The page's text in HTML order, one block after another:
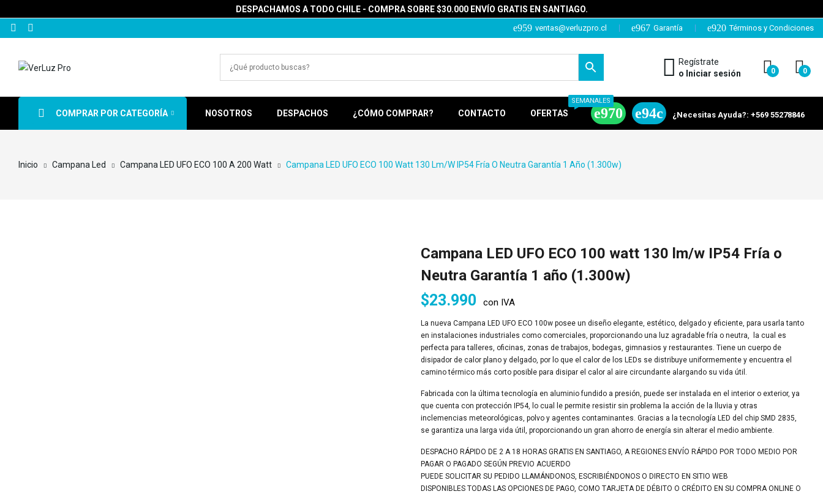
DESPACHAMOS A TODO CHILE - COMPRA SOBRE $30.000 ENVÍO GRATIS EN SANTIAGO.
ventas@verluzpro.cl Garantía Términos y Condiciones
Regístrate
o Iniciar sesión
0 0
COMPRAR POR CATEGORÍA NOSOTROS DESPACHOS ¿CÓMO COMPRAR? CONTACTO OFERTAS
SEMANALES
¿Necesitas Ayuda?: +569 55278846
Inicio Campana Led Campana LED UFO ECO 100 A 200 Watt Campana LED UFO ECO 100 Watt 130 Lm/w IP54 Fría O Neutra Garantía 1 Año (1.300w)
Campana LED UFO ECO 100 watt 130 lm/w IP54 Fría o
Neutra Garantía 1 año (1.300w)
$23.990 con IVA
La nueva Campana LED UFO ECO 100w posee un diseño elegante, estético, delgado y eficiente, para usarla tanto
en instalaciones industriales como comerciales, proporcionando una luz agradable fría o neutra, la cual es
perfecta para talleres, oficinas, zonas de trabajos, bodegas, gimnasios y restaurantes. Tiene un cuerpo de
disipador de calor plano y delgado, por lo que el calor de los LEDs se distribuye uniformemente y encuentra el
camino térmico más corto posible para disipar el calor al aire circundante alargando su vida útil.
Fabricada con la última tecnología en aluminio fundido a presión, puede ser instalada en el interior o exterior, ya
que cuenta con protección IP54, lo cual le permite resistir sin problema la acción de la lluvia y otras
inclemencias meteorológicas, polvo y agentes contaminantes. Gracias a la tecnología LED del chip SMD 2835,
se garantiza una larga vida útil, proporcionando un gran ahorro de energía sin alterar el medio ambiente.
DESPACHO RÁPIDO DE 2 A 18 HORAS GRATIS EN SANTIAGO, A REGIONES ENVÍO RÁPIDO POR TODO MEDIO POR
PAGAR O PAGADO SEGÚN PREVIO ACUERDO
PUEDE SOLICITAR SU PEDIDO LLAMÁNDONOS, ESCRIBIÉNDONOS O DIRECTO EN SITIO WEB
DISPONIBLES TODAS LAS OPCIONES DE PAGO, COMO TARJETA DE DÉBITO O CRÉDITO EN SU COMPRA ONLINE O